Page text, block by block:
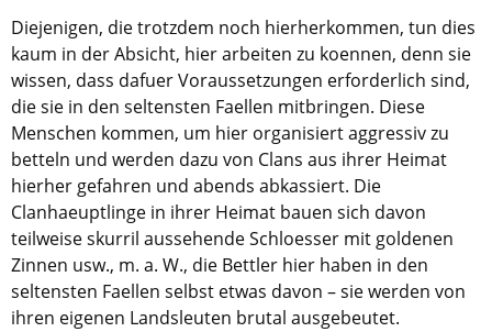
Diejenigen, die trotzdem noch hierherkommen, tun dies
kaum in der Absicht, hier arbeiten zu koennen, denn sie
wissen, dass dafuer Voraussetzungen erforderlich sind,
die sie in den seltensten Faellen mitbringen. Diese
Menschen kommen, um hier organisiert aggressiv zu
betteln und werden dazu von Clans aus ihrer Heimat
hierher gefahren und abends abkassiert. Die
Clanhaeuptlinge in ihrer Heimat bauen sich davon
teilweise skurril aussehende Schloesser mit goldenen
Zinnen usw., m. a. W., die Bettler hier haben in den
seltensten Faellen selbst etwas davon – sie werden von
ihren eigenen Landsleuten brutal ausgebeutet.